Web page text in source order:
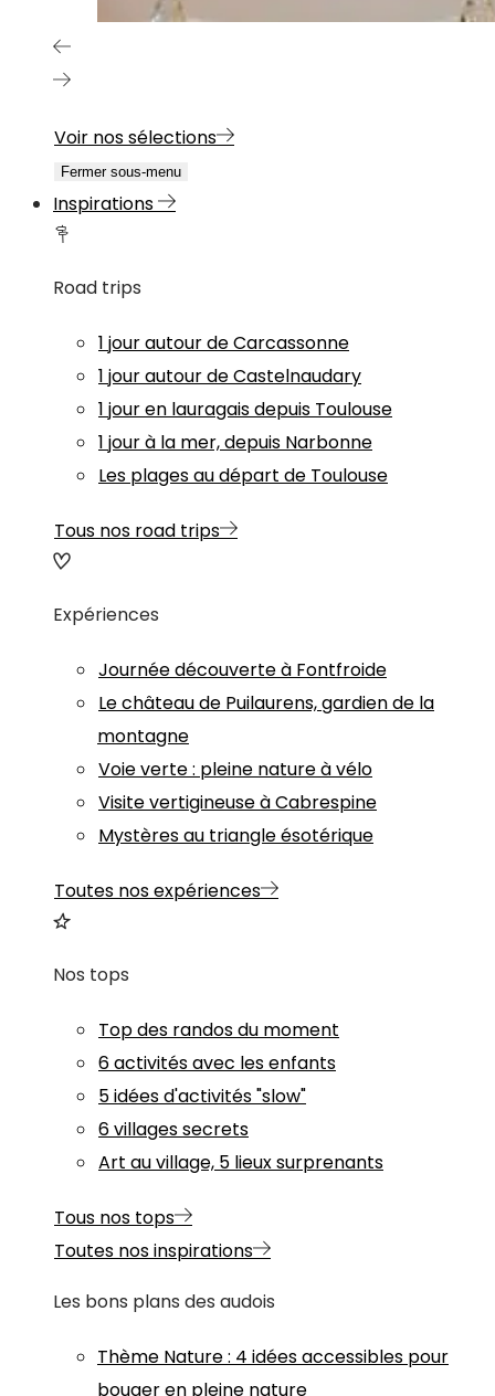
Voir nos sélections
Fermer sous-menu
Inspirations
Road trips
1 jour autour de Carcassonne
1 jour autour de Castelnaudary
1 jour en lauragais depuis Toulouse
1 jour à la mer, depuis Narbonne
Les plages au départ de Toulouse
Tous nos road trips
Expériences
Journée découverte à Fontfroide
Le château de Puilaurens, gardien de la
montagne
Voie verte : pleine nature à vélo
Visite vertigineuse à Cabrespine
Mystères au triangle ésotérique
Toutes nos expériences
Nos tops
Top des randos du moment
6 activités avec les enfants
5 idées d'activités "slow"
6 villages secrets
Art au village, 5 lieux surprenants
Tous nos tops
Toutes nos inspirations
Les bons plans des audois
Thème Nature: 4 idées accessibles pour
bouger en pleine nature